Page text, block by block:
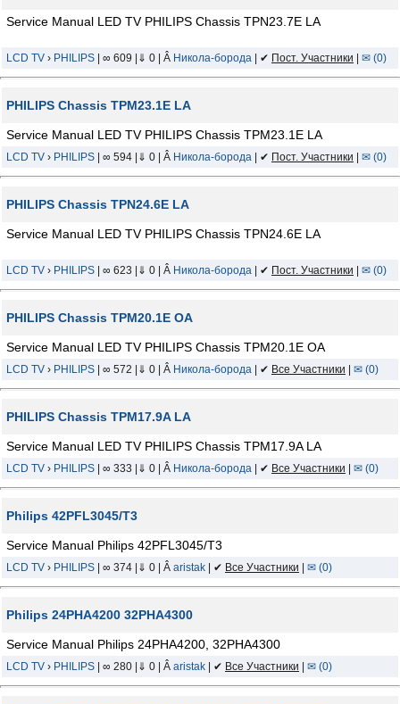
Service Manual LED TV PHILIPS Chassis TPN23.7E LA
LCD TV › PHILIPS | ∞ 609 |⇓ 0 | Â Никола-борода | ✔ Пост. Участники ✉ (0)
PHILIPS Chassis TPM23.1E LA
Service Manual LED TV PHILIPS Chassis TPM23.1E LA
LCD TV › PHILIPS | ∞ 594 |⇓ 0 | Â Никола-борода | ✔ Пост. Участники ✉ (0)
PHILIPS Chassis TPN24.6E LA
Service Manual LED TV PHILIPS Chassis TPN24.6E LA
LCD TV › PHILIPS | ∞ 623 |⇓ 0 | Â Никола-борода | ✔ Пост. Участники ✉ (0)
PHILIPS Chassis TPM20.1E OA
Service Manual LED TV PHILIPS Chassis TPM20.1E OA
LCD TV › PHILIPS | ∞ 572 |⇓ 0 | Â Никола-борода | ✔ Все Участники ✉ (0)
PHILIPS Chassis TPM17.9A LA
Service Manual LED TV PHILIPS Chassis TPM17.9A LA
LCD TV › PHILIPS | ∞ 333 |⇓ 0 | Â Никола-борода | ✔ Все Участники ✉ (0)
Philips 42PFL3045/T3
Service Manual Philips 42PFL3045/T3
LCD TV › PHILIPS | ∞ 374 |⇓ 0 | Â aristak | ✔ Все Участники ✉ (0)
Philips 24PHA4200 32PHA4300
Service Manual Philips 24PHA4200, 32PHA4300
LCD TV › PHILIPS | ∞ 280 |⇓ 0 | Â aristak | ✔ Все Участники ✉ (0)